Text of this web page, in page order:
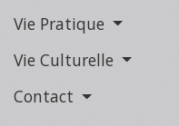
Vie Pratique
Vie Culturelle
Contact